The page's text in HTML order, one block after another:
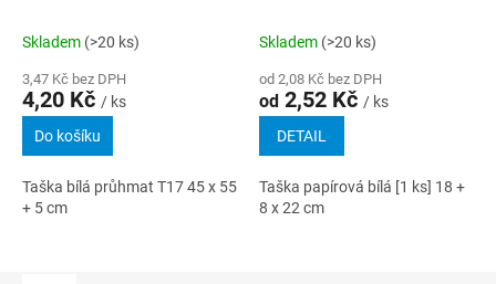
Skladem (>20 ks)
3,47 Kč bez DPH
4,20 Kč / ks
Do košíku
Taška bílá průhmat T17 45 x 55
+ 5 cm
Skladem (>20 ks)
od 2,08 Kč bez DPH
od 2,52 Kč / ks
DETAIL
Taška papírová bílá [1 ks] 18 +
8 x 22 cm